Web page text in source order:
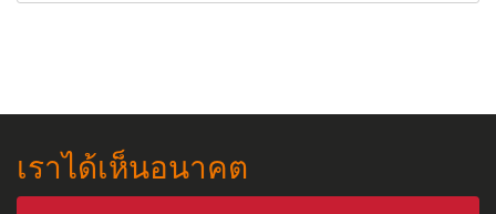
เราได้เห็นอนาคต